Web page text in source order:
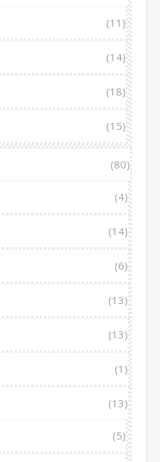
(11)
(14)
(18)
(15)
(80)
(4)
(14)
(6)
(13)
(13)
(1)
(13)
(5)